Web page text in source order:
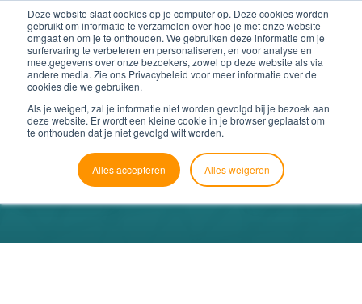
Deze website slaat cookies op je computer op. Deze cookies worden
gebruikt om informatie te verzamelen over hoe je met onze website
omgaat en om je te onthouden. We gebruiken deze informatie om je
surfervaring te verbeteren en personaliseren, en voor analyse en
meetgegevens over onze bezoekers, zowel op deze website als via
andere media. Zie ons Privacybeleid voor meer informatie over de
cookies die we gebruiken.
Als je weigert, zal je informatie niet worden gevolgd bij je bezoek aan
deze website. Er wordt een kleine cookie in je browser geplaatst om
te onthouden dat je niet gevolgd wilt worden.
Alles accepteren Alles weigeren